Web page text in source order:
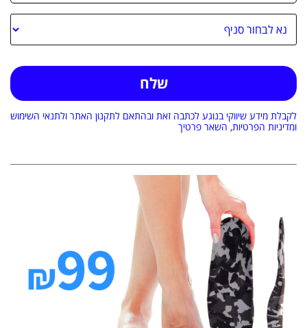
לקבלת מידע שיווקי בנוגע לכתבה זאת ובהתאם לתקנון האתר ולתנאי השימוש
ומדיניות הפרטיות, השאר פרטיך